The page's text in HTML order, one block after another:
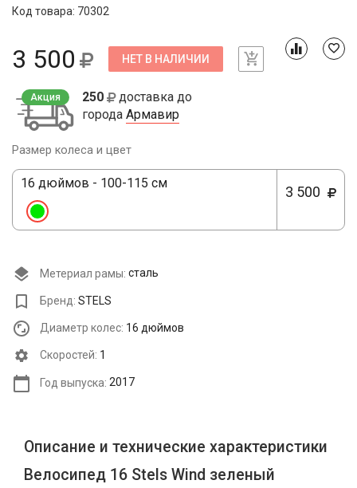
Код товара: 70302
3 500 НЕТ В НАЛИЧИИ
Акция 250
доставка до
города Армавир
Размер колеса и цвет
16 дюймов - 100-115 см
3 500
Метериал рамы: сталь
Бренд: STELS
Диаметр колес: 16 дюймов
Cкоростей: 1
Год выпуска: 2017
Описание и технические характеристики
Велосипед 16 Stels Wind зеленый